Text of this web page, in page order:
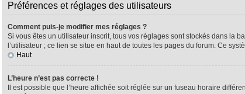
Préférences et réglages des utilisateurs
Comment puis-je modifier mes réglages ?
Si vous êtes un utilisateur inscrit, tous vos réglages sont stockés dans la
l’utilisateur ; ce lien se situe en haut de toutes les pages du forum. Ce
Haut
L’heure n’est pas correcte !
Il est possible que l’heure affichée soit réglée sur un fuseau horaire